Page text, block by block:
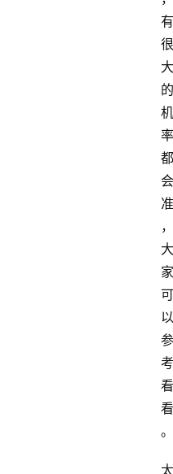
有
很
大
的
机
率
都
会
准
，
大
家
可
以
参
考
看
看
。
太